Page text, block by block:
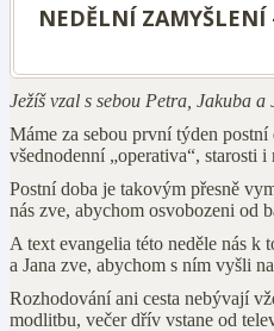
NEDĚLNÍ ZAMYŠLENÍ
Ježíš vzal s sebou Petra, Jakuba
Máme za sebou první týden
všednodenní „operativa“, starosti
Postní doba je takovým přesně
nás zve, abychom osvobozeni od
A text evangelia této neděle nás k
a Jana zve, abychom s ním vyšli
Rozhodování ani cesta nebývají
modlitbu, večer dřív vstane od